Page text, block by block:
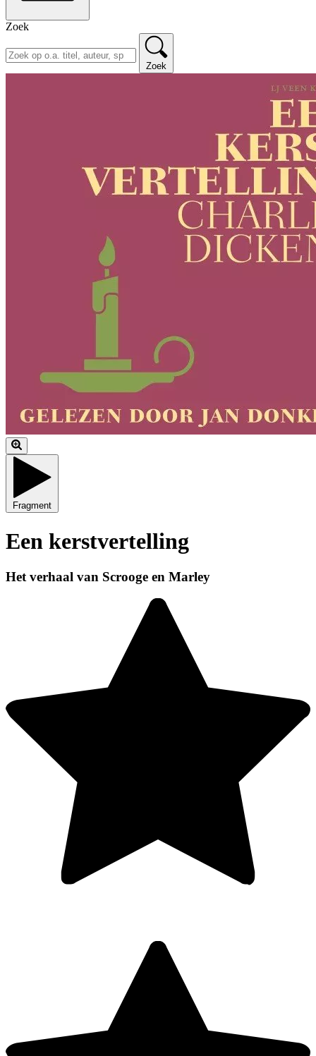
Zoek
Zoek
Fragment
Een kerstvertelling
Het verhaal van Scrooge en Marley